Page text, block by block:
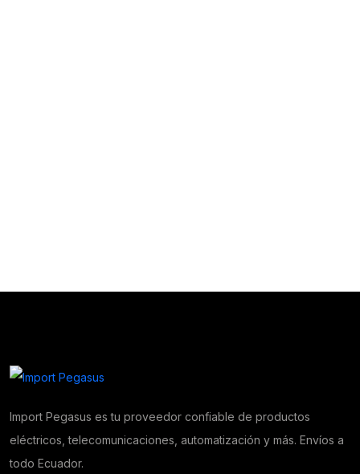
Import Pegasus es tu proveedor confiable de productos
eléctricos, telecomunicaciones, automatización y más. Envíos a
todo Ecuador.